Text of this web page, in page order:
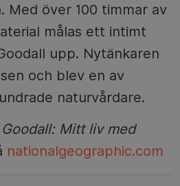
Med över 100 timmar av
målas ett intimt
upp. Nytänkaren
och blev en av
naturvårdare.
Mitt liv med
nationalgeographic.com